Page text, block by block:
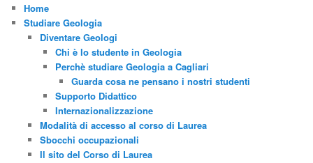
Home
Studiare Geologia
Diventare Geologi
Chi è lo studente in Geologia
Perchè studiare Geologia a Cagliari
Guarda cosa ne pensano i nostri studenti
Supporto Didattico
Internazionalizzazione
Modalità di accesso al corso di Laurea
Sbocchi occupazionali
Il sito del Corso di Laurea